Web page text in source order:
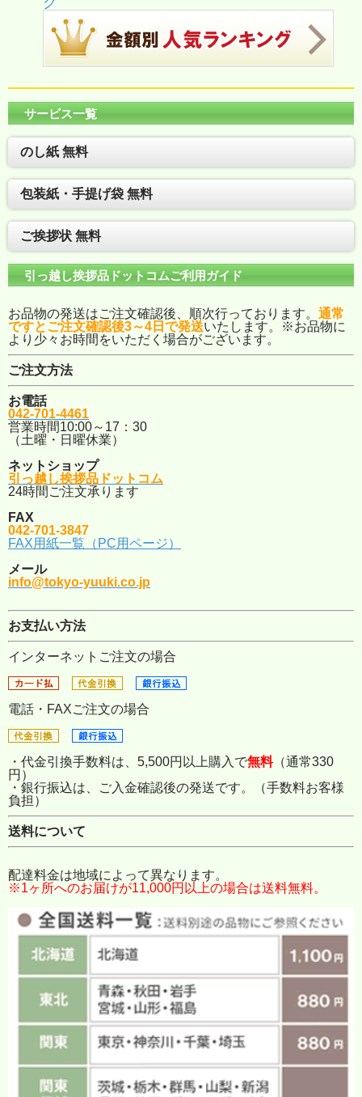
サービス一覧
のし紙 無料
包装紙・手提げ袋 無料
ご挨拶状 無料
引っ越し挨拶品ドットコムご利用ガイド
お品物の発送はご注文確認後、順次行っております。 通常
ですとご注文確認後3～4日で発送いたします。※お品物に
より少々お時間をいただく場合がございます。
ご注文方法
お電話
042-701-4461
営業時間10:00～17：30
（土曜・日曜休業）
ネットショップ
引っ越し挨拶品ドットコム
24時間ご注文承ります
FAX
042-701-3847
FAX用紙一覧（PC用ページ）
メール
info@tokyo-yuuki.co.jp
お支払い方法
インターネットご注文の場合
電話・FAXご注文の場合
・代金引換手数料は、5,500円以上購入で無料（通常330
円）
・銀行振込は、ご入金確認後の発送です。（手数料お客様
負担）
送料について
配達料金は地域によって異なります。
※1ヶ所へのお届けが11,000円以上の場合は送料無料。